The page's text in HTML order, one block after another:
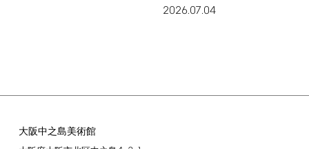
2026.07.04
大阪中之島美術館